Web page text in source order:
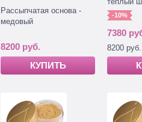
Рассыпчатая основа -
медовый
8200 руб.
КУПИТЬ
-10%
7380
8200 руб.